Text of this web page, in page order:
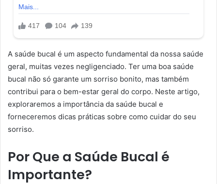
A saúde bucal é um aspecto fundamental da nossa saúde
geral, muitas vezes negligenciado. Ter uma boa saúde
bucal não só garante um sorriso bonito, mas também
contribui para o bem-estar geral do corpo. Neste artigo,
exploraremos a importância da saúde bucal e
forneceremos dicas práticas sobre como cuidar do seu
sorriso.
Por Que a Saúde Bucal é
Importante?